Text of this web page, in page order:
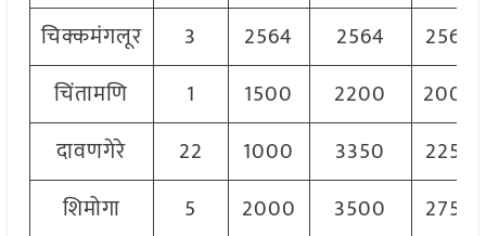
चिक्कमंगलूर
3 2564 2564
2564
चिंतामणि
1 1500 2200
2000
दावणगेरे
22 1000 3350
2250
शिमोगा
5 2000 3500 2750